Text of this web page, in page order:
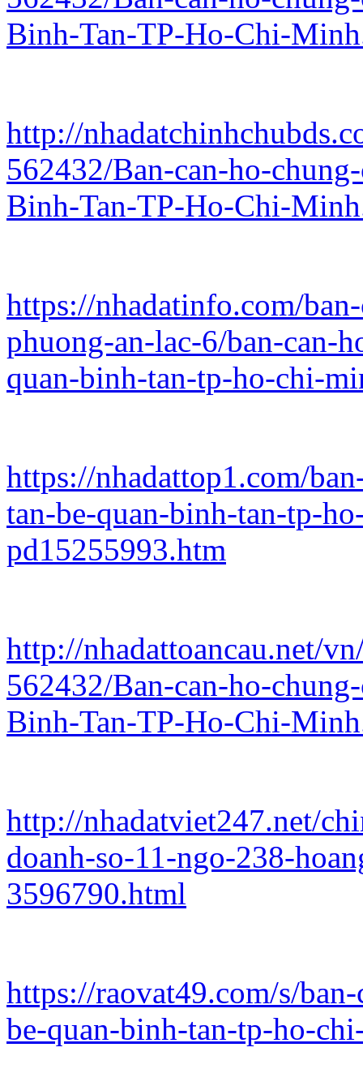
Binh-Tan-TP-Ho-Chi-
http://
562432/Ban-can-ho-
Binh-Tan-TP-Ho-Chi-
https://nhadatinfo.com/
phuong-an-lac-6/ban-can-
quan-binh-tan-tp-ho-chi-
https://nhadattop1.com/
tan-be-quan-binh-tan-tp-
pd15255993.htm
http://nhadattoancau.net/
562432/Ban-can-ho-
Binh-Tan-TP-Ho-Chi-
http://nhadatviet247.net/
doanh-so-11-ngo-238-
3596790.html
https://raovat49.com/s/
be-quan-binh-tan-tp-ho-